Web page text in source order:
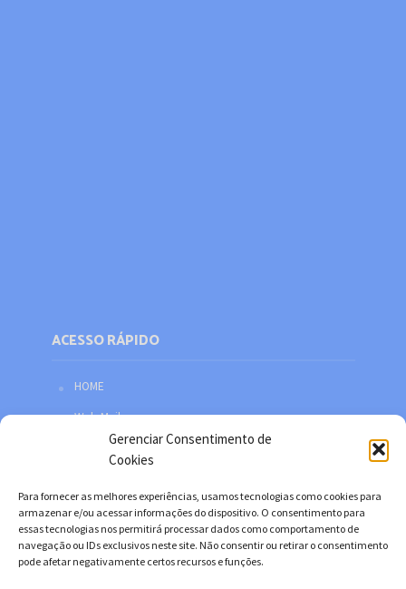
Gerenciar Consentimento de
Cookies
Para fornecer as melhores experiências, usamos tecnologias como cookies para
armazenar e/ou acessar informações do dispositivo. O consentimento para
essas tecnologias nos permitirá processar dados como comportamento de
navegação ou IDs exclusivos neste site. Não consentir ou retirar o consentimento
pode afetar negativamente certos recursos e funções.
ACESSO RÁPIDO
HOME
Web Mail
Política de privacidade
Facebook
Twitter
YouTube